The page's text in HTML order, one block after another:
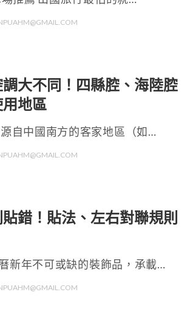
大不同！四縣腔、海陸腔
地區
自中國南方的客家地區（如…
錯！貼法、左右對聯規則
新年不可或缺的裝飾品，承載…